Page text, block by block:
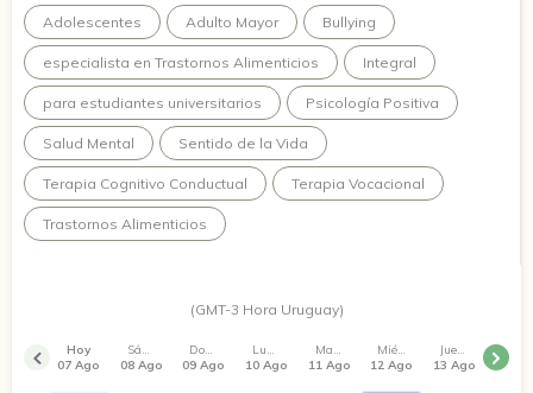
herramientas más adaptativas que favorezcan el bienestar y
el afrontamiento de distintas experiencias de la vida.
Adolescentes Adulto Mayor Bullying
especialista en Trastornos Alimenticios Integral
para estudiantes universitarios Psicología Positiva
Salud Mental Sentido de la Vida
Terapia Cognitivo Conductual Terapia Vocacional
Trastornos Alimenticios
(GMT-3 Hora Uruguay)
Hoy
07 Ago
Sábado
08 Ago
Domingo
09 Ago
Lunes
10 Ago
Martes
11 Ago
Miércoles
12 Ago
Jueves
13 Ago